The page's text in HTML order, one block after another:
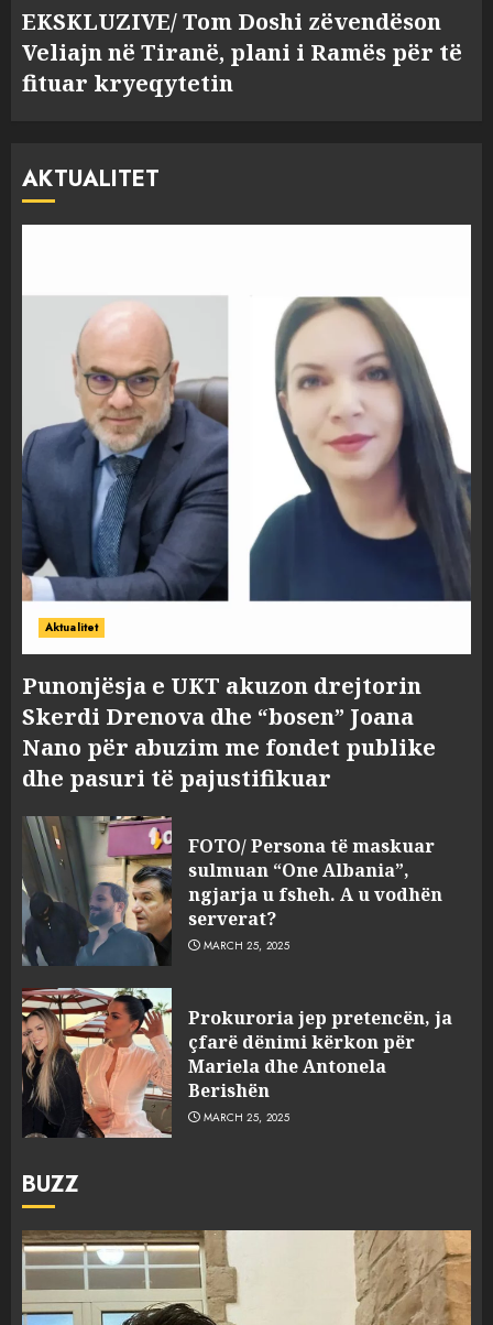
EKSKLUZIVE/ Tom Doshi zëvendëson
Veliajn në Tiranë, plani i Ramës për të
fituar kryeqytetin
AKTUALITET
Aktualitet
Punonjësja e UKT akuzon drejtorin
Skerdi Drenova dhe “bosen” Joana
Nano për abuzim me fondet publike
dhe pasuri të pajustifikuar
FOTO/ Persona të maskuar
sulmuan “One Albania”,
ngjarja u fsheh. A u vodhën
serverat?
MARCH 25, 2025
Prokuroria jep pretencën, ja
çfarë dënimi kërkon për
Mariela dhe Antonela
Berishën
MARCH 25, 2025
BUZZ